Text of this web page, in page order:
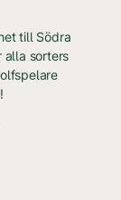
till Södra
alla sorters